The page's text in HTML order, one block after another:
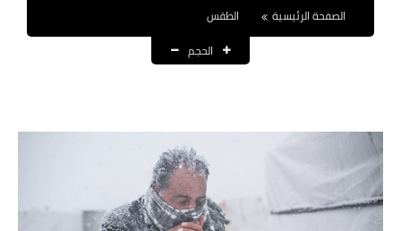
العقود والاجور اليومية
القروض والسلف
المنح المالية
الصفحة الرئيسية
الطقس
الحجم